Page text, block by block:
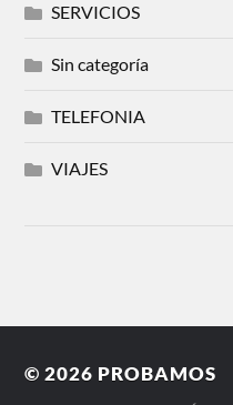
SERVICIOS
Sin categoría
TELEFONIA
VIAJES
© 2026 PROBAMOS